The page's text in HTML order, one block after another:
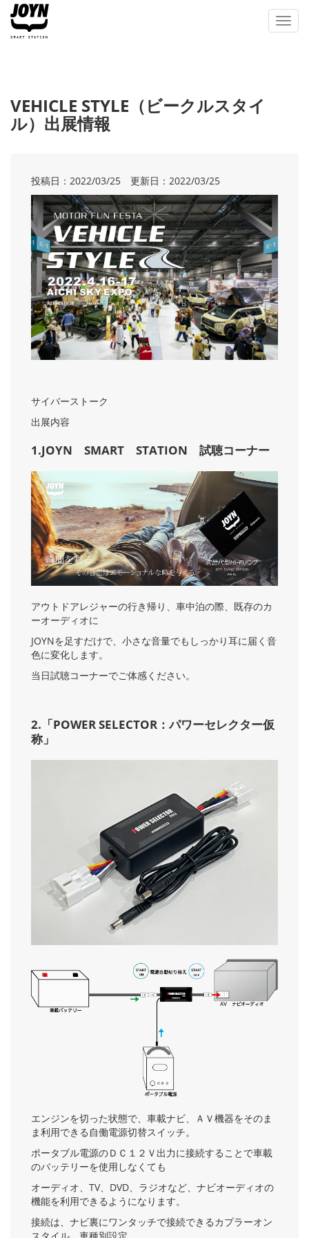
VEHICLE STYLE（ビークルスタイ
ル）出展情報
投稿日：2022/03/25 更新日：2022/03/25
サイバーストーク
出展内容
1.JOYN SMART STATION 試聴コーナー
アウトドアレジャーの行き帰り、車中泊の際、既存のカ
ーオーディオに
JOYNを足すだけで、小さな音量でもしっかり耳に届く音
色に変化します。
当日試聴コーナーでご体感ください。
2.「POWER SELECTOR：パワーセレクター仮
称 」
エンジンを切った状態で、車載ナビ、ＡＶ機器をそのま
ま利用できる自働電源切替スイッチ。
ポータブル電源のＤＣ１２Ｖ出力に接続することで車載
のバッテリーを使用しなくても
オーディオ、TV、DVD、ラジオなど、ナビオーディオの
機能を利用できるようになります。
接続は、ナビ裏にワンタッチで接続できるカプラーオン